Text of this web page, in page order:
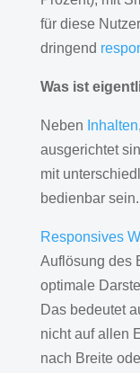
für diese
dringend
Was ist
Neben Inhalten
ausgerichtet
mit
bedienbar sein.
Responsives
Auflösung des
optimale
Das bedeutet
nicht auf allen
nach Breite